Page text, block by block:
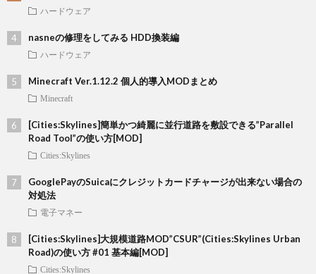
ハードウェア
nasneの修理をしてみる HDD換装編
ハードウェア
Minecraft Ver.1.12.2 個人的導入MODまとめ
Minecraft
[Cities:Skylines]簡単かつ綺麗に並行道路を敷設できる”Parallel
Road Tool”の使い方[MOD]
Cities:Skylines
GooglePayのSuicaにクレジットカードチャージが出来ない場合の
対処法
電子マネー
[Cities:Skylines]大規模道路MOD”CSUR”(Cities:Skylines Urban
Road)の使い方 #01 基本編[MOD]
Cities:Skylines